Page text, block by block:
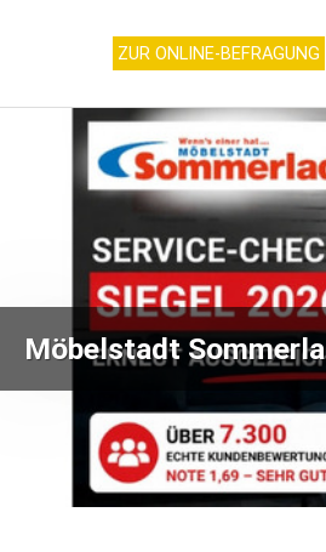
ZUR ONLINE-BEFRAGUNG
SERVICE-CHECK